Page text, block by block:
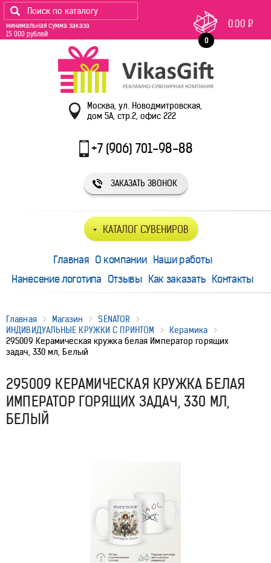
минимальная сумма заказа
15 000 рублей
0
0.00 Р
Москва, ул. Новодмитровская,
дом 5А, стр.2, офис 222
+7 (906) 701-98-88
ЗАКАЗАТЬ ЗВОНОК
КАТАЛОГ СУВЕНИРОВ
Главная О компании Наши работы
Нанесение логотипа Отзывы Как заказать Контакты
Главная Магазин
SENATOR
ИНДИВИДУАЛЬНЫЕ КРУЖКИ С ПРИНТОМ
Керамика
295009 Керамическая кружка белая Император горящих
задач, 330 мл, Белый
295009 КЕРАМИЧЕСКАЯ КРУЖКА БЕЛАЯ
ИМПЕРАТОР ГОРЯЩИХ ЗАДАЧ, 330 МЛ,
БЕЛЫЙ